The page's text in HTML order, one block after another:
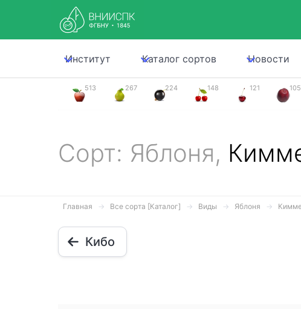
Институт Каталог сортов Новости
513 267 224 148 121 105
Сорт: Яблоня,
Главная Все сорта [Каталог] Виды Яблоня
Кибо